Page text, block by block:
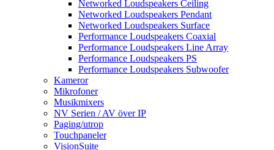
Networked Loudspeakers Ceiling
Networked Loudspeakers Pendant
Networked Loudspeakers Surface
Performance Loudspeakers Coaxial
Performance Loudspeakers Line Array
Performance Loudspeakers PS
Performance Loudspeakers Subwoofer
Kameror
Mikrofoner
Musikmixers
NV Serien / AV över IP
Paging/utrop
Touchpaneler
VisionSuite